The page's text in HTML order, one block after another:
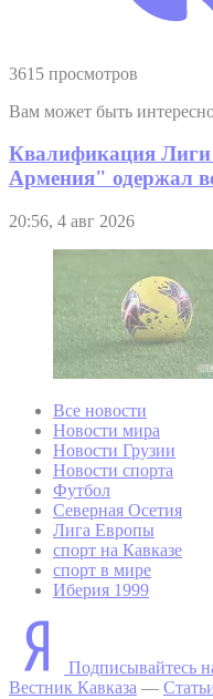
3615 просмотров
Вам может быть
Квалификация
Армения" одержал
20:56, 4 авг 2026
Все новости
Новости мира
Новости Грузии
Новости спорта
Футбол
Северная Осетия
Лига Европы
спорт на Кавказе
спорт в мире
Иберия 1999
Подписывайтесь
Вестник Кавказа —